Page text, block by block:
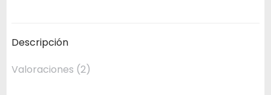
Descripción
Valoraciones (2)